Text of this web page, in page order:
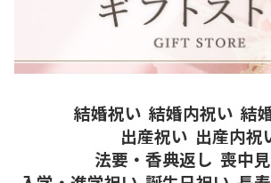
結婚祝い 結婚内祝い 結
出産祝い 出産内祝
法要・香典返し 喪中